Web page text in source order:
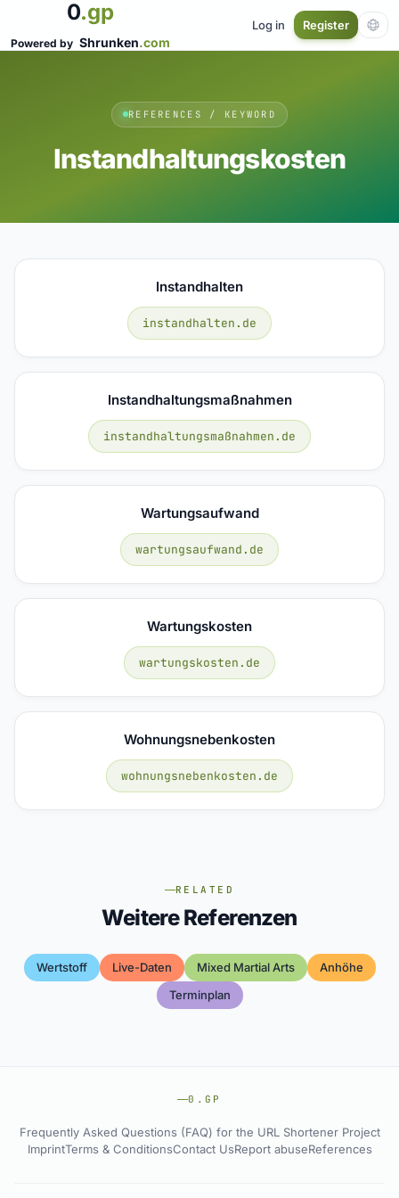
0.gp
Powered by Shrunken.com
Log in Register
REFERENCES / KEYWORD
Instandhaltungskosten
Instandhalten
instandhalten.de
Instandhaltungsmaßnahmen
instandhaltungsmaßnahmen.de
Wartungsaufwand
wartungsaufwand.de
Wartungskosten
wartungskosten.de
Wohnungsnebenkosten
wohnungsnebenkosten.de
RELATED
Weitere Referenzen
Wertstoff Live-Daten Mixed Martial Arts
Anhöhe
Terminplan
0.GP
Frequently Asked Questions (FAQ) for the URL Shortener Project
ImprintTerms & ConditionsContact UsReport abuseReferences